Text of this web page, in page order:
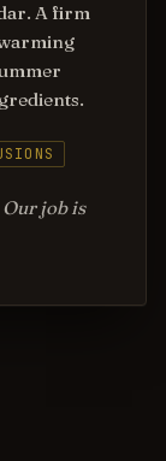
A firm
job is